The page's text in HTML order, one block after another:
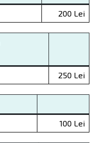
200 Lei
250 Lei
100 Lei